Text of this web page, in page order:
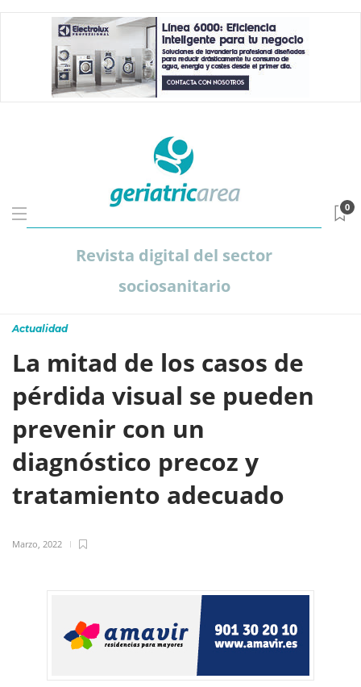
Revista digital del sector
sociosanitario
0
Actualidad
La mitad de los casos de
pérdida visual se pueden
prevenir con un
diagnóstico precoz y
tratamiento adecuado
Marzo, 2022